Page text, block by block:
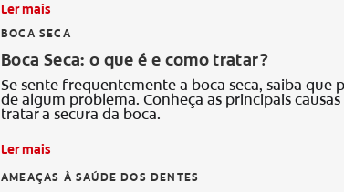
Ler mais
BOCA SECA
Boca Seca: o que é e como tratar?
Se sente frequentemente a boca seca, saiba que
de algum problema. Conheça as principais
tratar a secura da boca.
Ler mais
AMEAÇAS À SAÚDE DOS DENTES